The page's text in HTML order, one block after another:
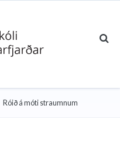
Róið á móti straumnum